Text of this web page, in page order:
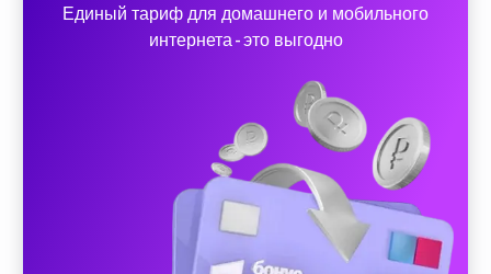
Единый тариф для домашнего и мобильного
интернета - это выгодно